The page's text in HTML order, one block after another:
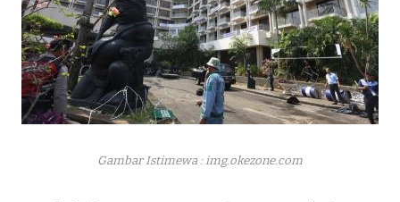
Gambar Istimewa : img.okezone.com